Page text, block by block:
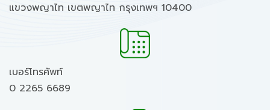
แขวงพญาไท เขตพญาไท กรุงเทพฯ 10400
เบอร์โทรศัพท์
0 2265 6689